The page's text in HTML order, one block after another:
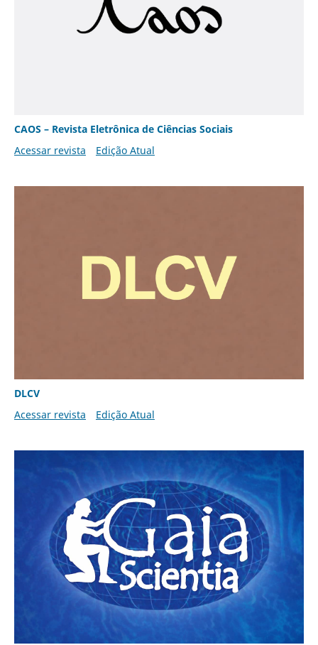
CAOS – Revista Eletrônica de Ciências Sociais
Acessar revista
Edição Atual
DLCV
Acessar revista
Edição Atual